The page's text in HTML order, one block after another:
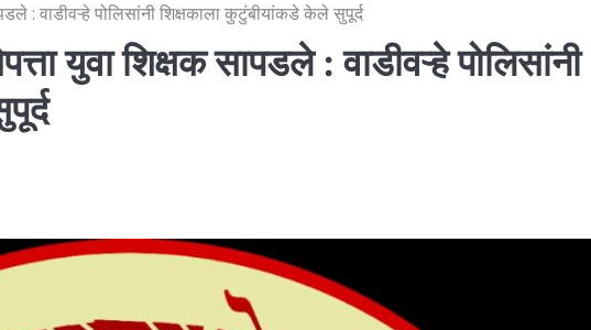
: वाडीवऱ्हे पोलिसांनी शिक्षकाला कुटुंबीयांकडे केले सुपूर्द
युवा शिक्षक सापडले : वाडीवऱ्हे पोलिसांनी